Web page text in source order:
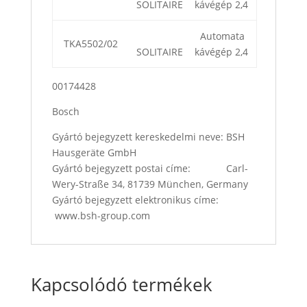
SOLITAIRE kávégép 2,4
TKA5502/02
SOLITAIRE
Automata
kávégép 2,4
00174428
Bosch
Gyártó bejegyzett kereskedelmi neve: BSH
Hausgeräte GmbH
Gyártó bejegyzett postai címe: Carl-
Wery-Straße 34, 81739 München, Germany
Gyártó bejegyzett elektronikus címe:
www.bsh-group.com
Kapcsolódó termékek